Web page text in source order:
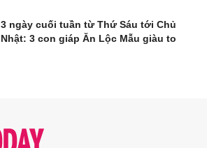
3 ngày cuối tuần từ Thứ Sáu tới Chủ
Nhật: 3 con giáp Ăn Lộc Mẫu giàu to